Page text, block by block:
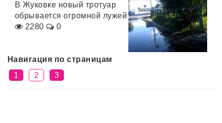
В Жуковке новый тротуар
обрывается огромной лужей
2280
0
Навигация по страницам
1
2 3